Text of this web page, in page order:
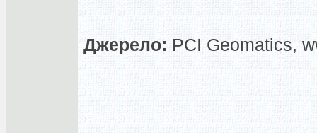
Джерело: PCI Geomatics,